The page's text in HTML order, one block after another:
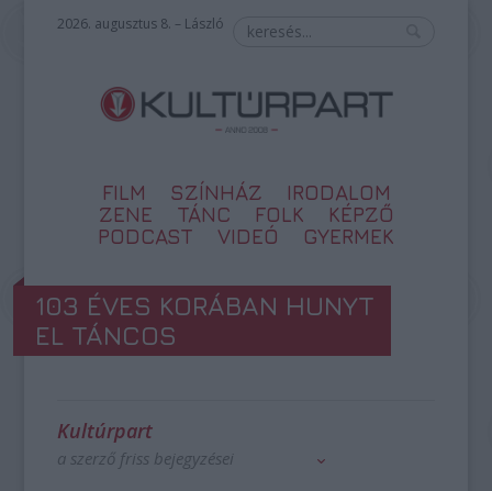
2026. augusztus 8. – László
FILM SZÍNHÁZ
IRODALOM
ZENE
TÁNC FOLK
KÉPZŐ
PODCAST
VIDEÓ GYERMEK
103 ÉVES KORÁBAN HUNYT
EL TÁNCOS
Kultúrpart
a szerző friss bejegyzései